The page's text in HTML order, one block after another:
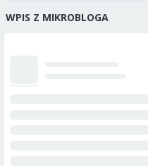
WPIS Z MIKROBLOGA